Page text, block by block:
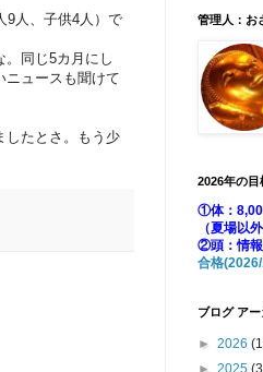
9人、子供4人）で
同じ5カ月にし
ニュースも聞けて
したとさ。もう少
管理人：お
2026年の目
①体：
（夏場以外
②頭：情
合格(2026/
ブログ ア
► 2026